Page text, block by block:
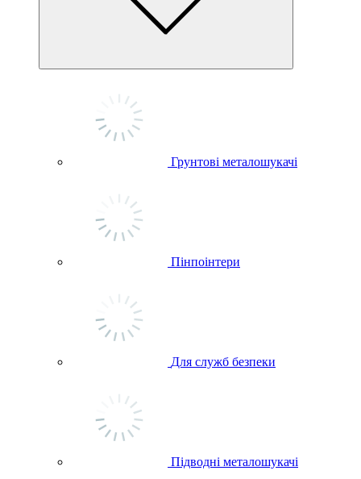
Грунтові металошукачі
Пінпоінтери
Для служб безпеки
Підводні металошукачі